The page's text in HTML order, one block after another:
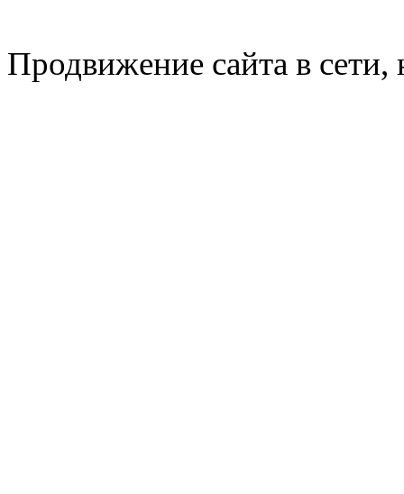
Продвижение сайта в сети,